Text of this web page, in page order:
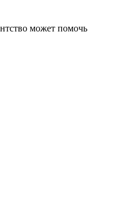
может помочь